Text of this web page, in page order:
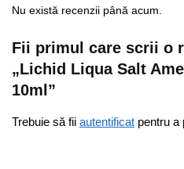
Nu există recenzii până acum.
Fii primul care scrii o
„Lichid Liqua Salt
10ml”
Trebuie să fii autentificat pentru a